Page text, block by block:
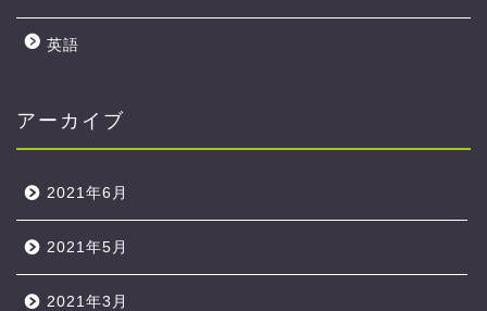
英語
アーカイブ
2021年6月
2021年5月
2021年3月